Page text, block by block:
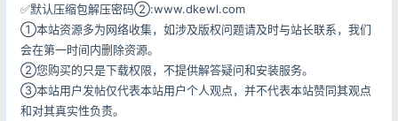
✅默认压缩包解压密码②:www.dkewl.com
①本站资源多为网络收集，如涉及版权问题请及时与站长联系，我们
会在第一时间内删除资源。
②您购买的只是下载权限，不提供解答疑问和安装服务。
③本站用户发帖仅代表本站用户个人观点，并不代表本站赞同其观点
和对其真实性负责。